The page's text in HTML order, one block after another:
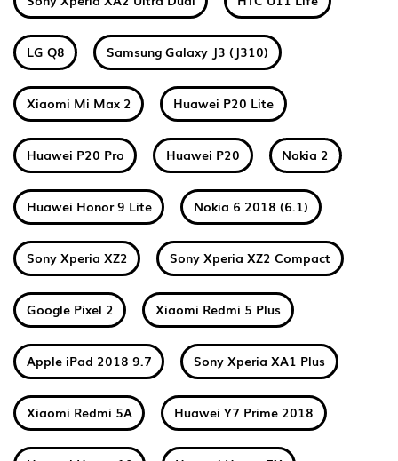
LG Q8 Samsung Galaxy J3 (J310)
Xiaomi Mi Max 2 Huawei P20 Lite
Huawei P20 Pro Huawei P20 Nokia 2
Huawei Honor 9 Lite Nokia 6 2018 (6.1)
Sony Xperia XZ2 Sony Xperia XZ2 Compact
Google Pixel 2 Xiaomi Redmi 5 Plus
Apple iPad 2018 9.7 Sony Xperia XA1 Plus
Xiaomi Redmi 5A Huawei Y7 Prime 2018